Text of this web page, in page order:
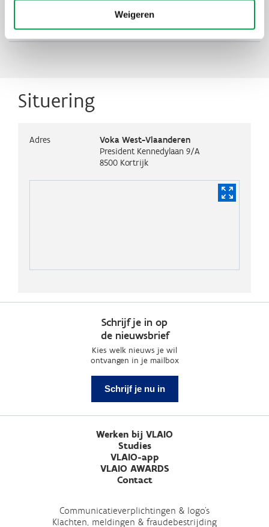
Weigeren
Initiatief Lerend netwerk energietransitie
Situering
Adres
Voka West-Vlaanderen
President Kennedylaan 9/A
8500 Kortrijk
Schrijf je in op
de nieuwsbrief
Kies welk nieuws je wil
ontvangen in je mailbox
Schrijf je nu in
Werken bij VLAIO
Studies
VLAIO-app
VLAIO AWARDS
Contact
Communicatieverplichtingen & logo's
Klachten, meldingen & fraudebestrijding